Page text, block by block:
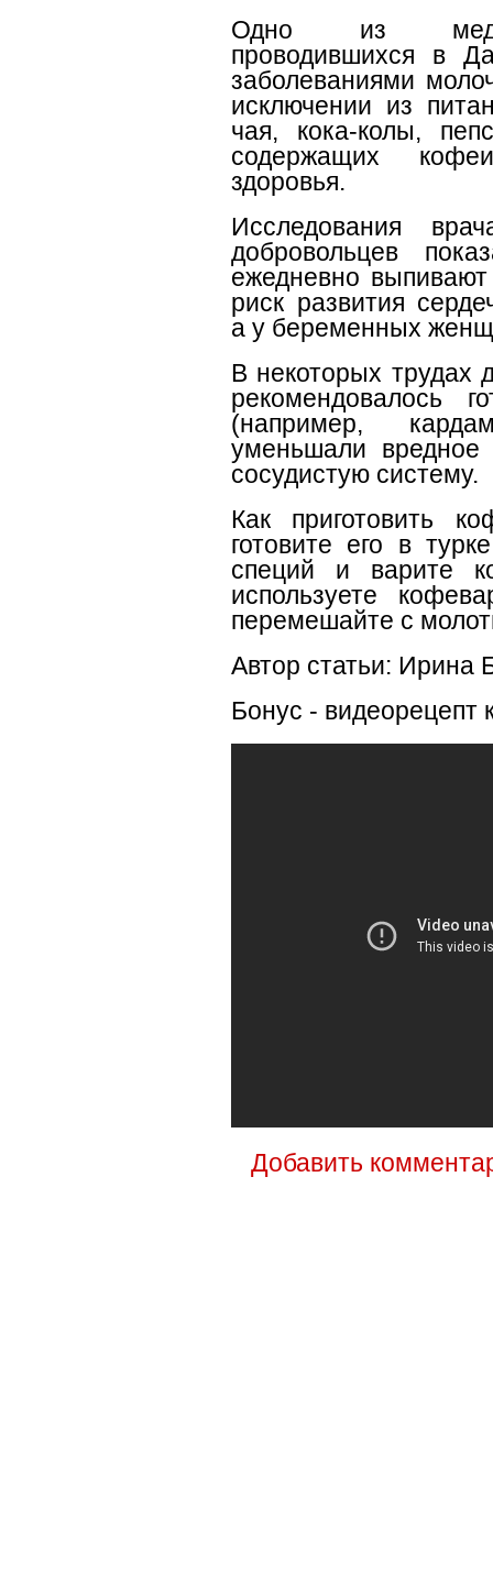
Одно из
проводившихся в
заболеваниями
исключении из
чая, кока-колы,
содержащих
здоровья.
Исследования
добровольцев
ежедневно
риск развития
а у беременных
В некоторых трудах
рекомендовалось
(например,
уменьшали
сосудистую систему.
Как приготовить
готовите его в
специй и варите
используете
перемешайте с
Автор статьи: Ирина
Бонус - видеорецепт
Добавить